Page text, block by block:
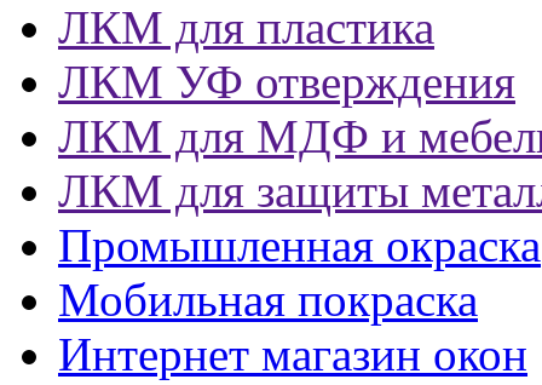
ЛКМ для пластика
ЛКМ УФ отверждения
ЛКМ для МДФ и
ЛКМ для защиты
Промышленная окраска
Мобильная покраска
Интернет магазин окон